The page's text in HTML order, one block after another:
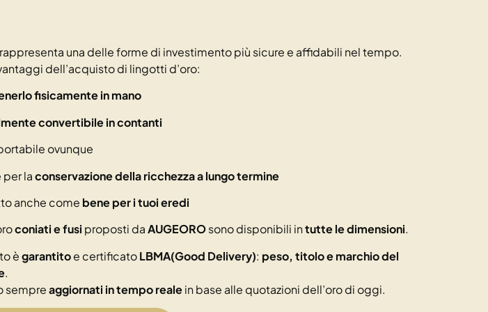
rappresenta una delle forme di investimento più sicure e affidabili nel tempo.
dell’acquisto di lingotti d’oro:
fisicamente in mano
convertibile in contanti
ovunque
per laconservazione della ricchezza a lungo termine
anche come bene per i tuoi eredi
coniati e fusi proposti daAUGEOROsono disponibili intutte le dimensioni.
ègarantitoe certificatoLBMA(Good Delivery): peso, titolo e marchio del
.
sempreaggiornati in tempo realein base alle quotazioni dell’oro di oggi.